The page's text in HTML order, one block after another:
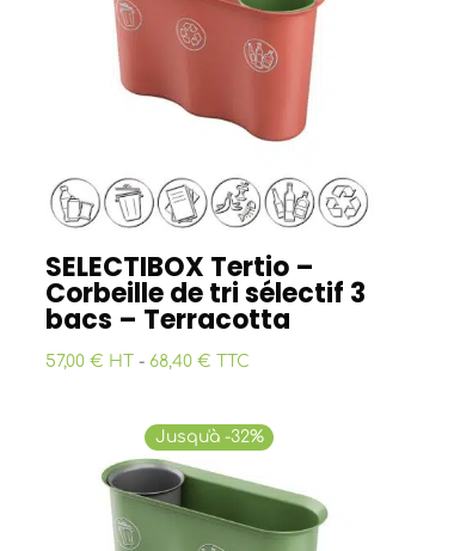
SELECTIBOX Tertio –
Corbeille de tri sélectif 3
bacs – Terracotta
57,00 € HT - 68,40 € TTC
Jusqu'à -32%